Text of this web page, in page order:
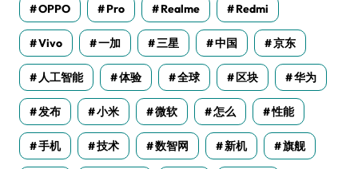
OPPO Pro Realme Redmi
Vivo 一加 三星 中国 京东
人工智能 体验 全球 区块 华为
发布 小米 微软 怎么 性能
手机 技术 数智网 新机 旗舰